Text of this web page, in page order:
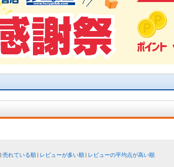
売れている順 レビューが多い順
レビューの平均点が高い順